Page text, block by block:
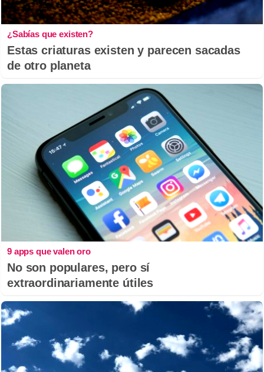
¿Sabías que existen?
Estas criaturas existen y parecen sacadas
de otro planeta
9 apps que valen oro
No son populares, pero sí
extraordinariamente útiles